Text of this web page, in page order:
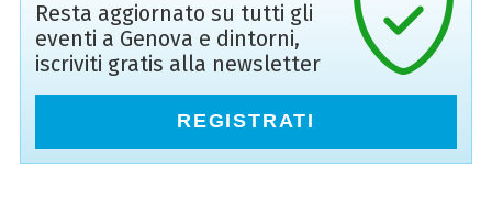
Resta aggiornato su tutti gli
eventi a Genova e dintorni,
iscriviti gratis alla newsletter
REGISTRATI